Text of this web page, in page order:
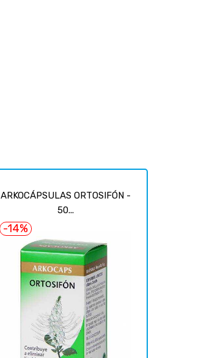
ARKOCÁPSULAS ORTOSIFÓN -
50...
-14%